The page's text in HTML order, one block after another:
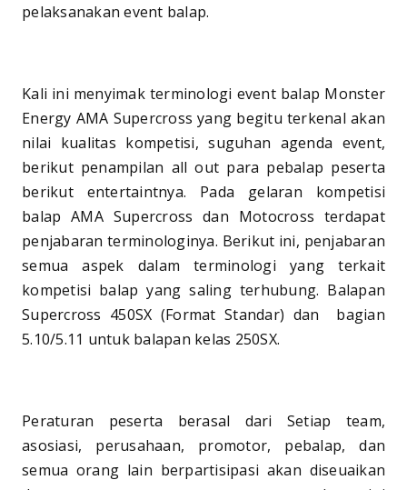
pelaksanakan event balap.
Kali ini menyimak terminologi event balap Monster
Energy AMA Supercross yang begitu terkenal akan
nilai kualitas kompetisi, suguhan agenda event,
berikut penampilan all out para pebalap peserta
berikut entertaintnya. Pada gelaran kompetisi
balap AMA Supercross dan Motocross terdapat
penjabaran terminologinya. Berikut ini, penjabaran
semua aspek dalam terminologi yang terkait
kompetisi balap yang saling terhubung. Balapan
Supercross 450SX (Format Standar) dan bagian
5.10/5.11 untuk balapan kelas 250SX.
Peraturan peserta berasal dari Setiap team,
asosiasi, perusahaan, promotor, pebalap, dan
semua orang lain berpartisipasi akan diseuaikan